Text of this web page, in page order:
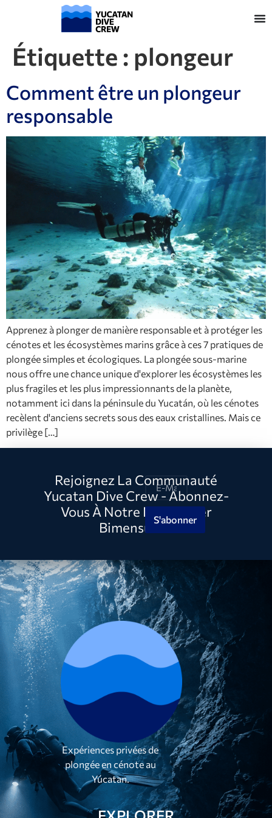
Étiquette : plongeur
Comment être un plongeur
responsable
Apprenez à plonger de manière responsable et à protéger les
cénotes et les écosystèmes marins grâce à ces 7 pratiques de
plongée simples et écologiques. La plongée sous-marine
nous offre une chance unique d'explorer les écosystèmes les
plus fragiles et les plus impressionnants de la planète,
notamment ici dans la péninsule du Yucatán, où les cénotes
recèlent d'anciens secrets sous des eaux cristallines. Mais ce
privilège […]
Rejoignez La Communauté
Yucatan Dive Crew - Abonnez-
Vous À Notre Newsletter
BimensuelleS'abonner
Expériences privées de
plongée en cénote au
Yúcatan.